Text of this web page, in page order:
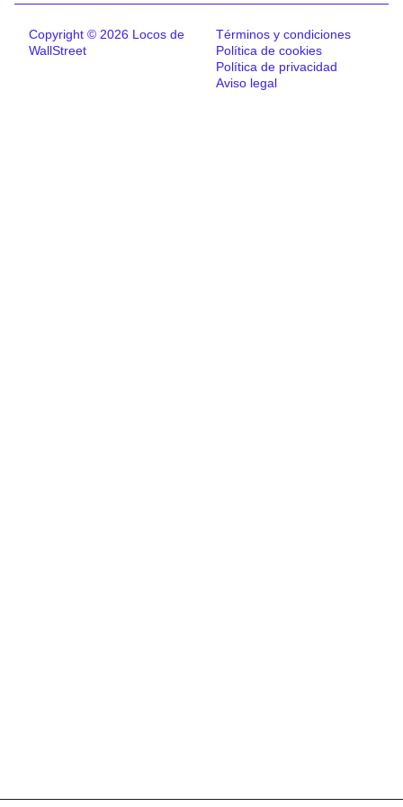
Copyright © 2026 Locos de
WallStreet
Términos y condiciones
Política de cookies
Política de privacidad
Aviso legal